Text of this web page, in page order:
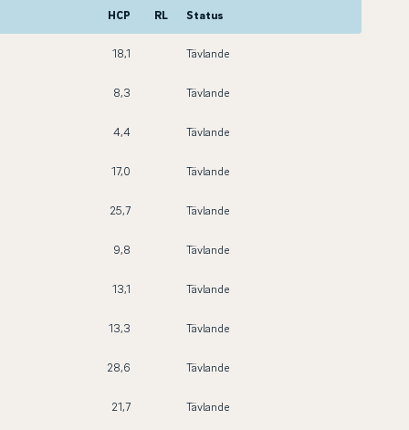
HCP RL Status
18,1 Tävlande
8,3 Tävlande
4,4 Tävlande
17,0 Tävlande
25,7 Tävlande
9,8 Tävlande
13,1 Tävlande
13,3 Tävlande
28,6 Tävlande
21,7 Tävlande